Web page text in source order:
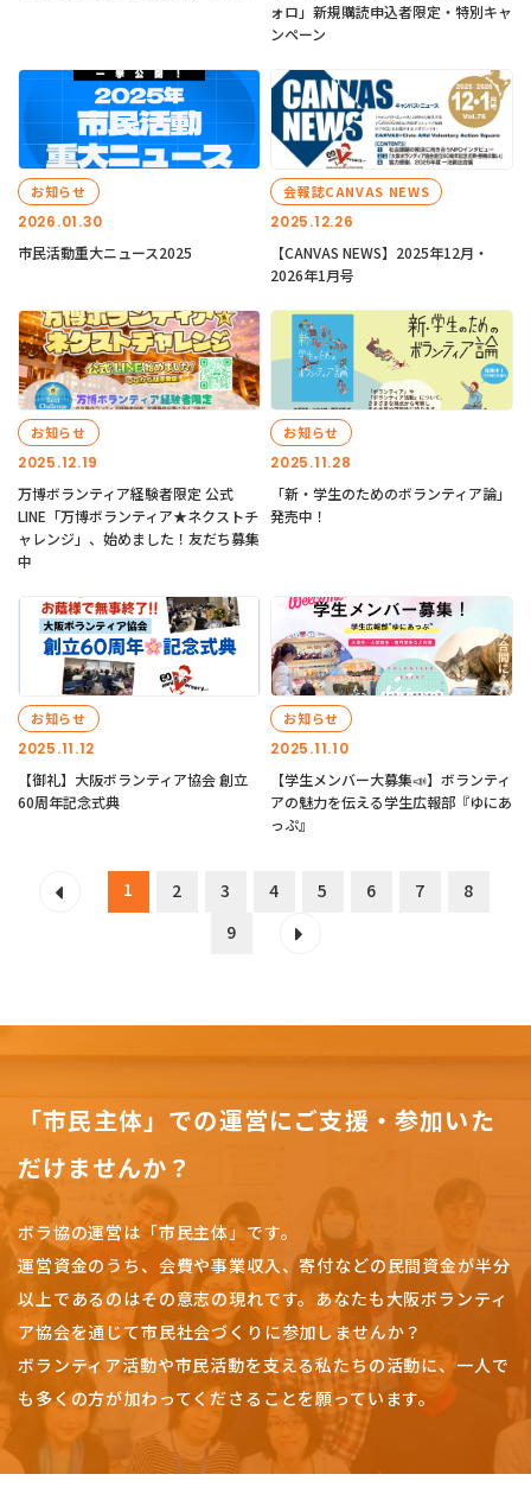
ォロ」新規購読申込者限定・特別キャ
ンペーン
2026.01.30
お知らせ
市民活動重大ニュース2025
2025.12.26
会報誌CANVAS NEWS
【CANVAS NEWS】2025年12月・
2026年1月号
2025.12.19
お知らせ
万博ボランティア経験者限定 公式
LINE「万博ボランティア★ネクストチ
ャレンジ」、始めました！友だち募集
中
2025.11.28
お知らせ
「新・学生のためのボランティア論」
発売中！
2025.11.12
お知らせ
【御礼】大阪ボランティア協会 創立
60周年記念式典
2025.11.10
お知らせ
【学生メンバー大募集📣】ボランティ
アの魅力を伝える学生広報部『ゆにあ
っぷ』
1 2 3 4 5 6 7
8
9
「市民主体」での運営にご支援・参加いた
だけませんか？
ボラ協の運営は「市民主体」です。
運営資金のうち、会費や事業収入、寄付などの民間資金が半分
以上であるのはその意志の現れです。 あなたも大阪ボランティ
ア協会を通じて市民社会づくりに参加しませんか？
ボランティア活動や市民活動を支える私たちの活動に、一人で
も多くの方が加わってくださることを願っています。